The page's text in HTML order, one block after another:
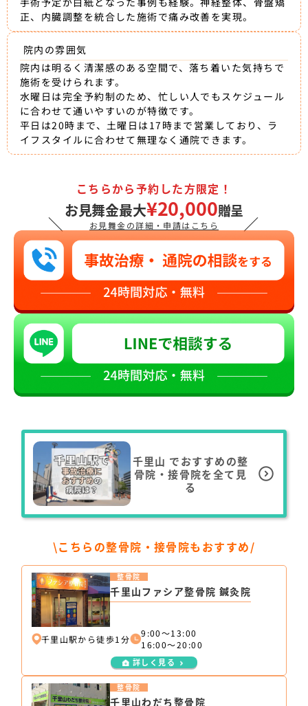
正、内臓調整を統合した施術で痛み改善を実現。
院内の雰囲気
院内は明るく清潔感のある空間で、落ち着いた気持ちで
施術を受けられます。
水曜日は完全予約制のため、忙しい人でもスケジュール
に合わせて通いやすいのが特徴です。
平日は20時まで、土曜日は17時まで営業しており、ラ
イフスタイルに合わせて無理なく通院できます。
＼
こちらから予約した方限定！
お見舞金最大¥20,000贈呈
お見舞金の詳細・申請はこちら ／
千里山 でおすすめの整
骨院・接骨院を全て見
る
\こちらの整骨院・接骨院もおすすめ/
千里山ファシア整骨院 鍼灸院
整骨院
千里山駅から徒歩1分
9:00〜13:00
16:00〜20:00
詳しく見る
千里山わだち整骨院
整骨院